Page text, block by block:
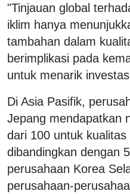
"Tinjauan global
iklim hanya
tambahan dalam
berimplikasi pada
untuk menarik
Di Asia Pasifik,
Jepang mendapatkan
dari 100 untuk kualitas
dibandingkan dengan
perusahaan Korea
perusahaan-